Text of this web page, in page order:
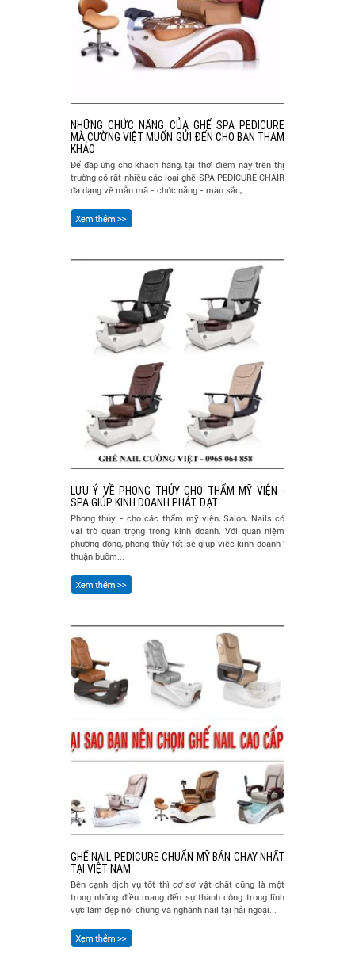
NHỮNG CHỨC NĂNG CỦA GHẾ SPA PEDICURE
MÀ CƯỜNG VIỆT MUỐN GỬI ĐẾN CHO BẠN THAM
KHẢO
Để đáp ứng cho khách hàng, tại thời điểm này trên thị
trường có rất nhiều các loại ghế SPA PEDICURE CHAIR
đa dạng về mẫu mã - chức năng - màu sắc,......
LƯU Ý VỀ PHONG THỦY CHO THẨM MỸ VIỆN -
SPA GIÚP KINH DOANH PHÁT ĐẠT
Phong thủy - cho các thẩm mỹ viện, Salon, Nails có
vai trò quan trọng trong kinh doanh. Với quan niệm
phường đông, phong thủy tốt sẽ giúp việc kinh doanh '
thuận buồm...
GHẾ NAIL PEDICURE CHUẨN MỸ BÁN CHẠY NHẤT
TẠI VIỆT NAM
Bên cạnh dịch vụ tốt thì cơ sở vật chất cũng là một
trong những điều mang đến sự thành công trong lĩnh
vực làm đẹp nói chung và nghành nail tại hải ngoại...